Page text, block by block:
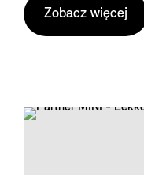
Zobacz więcej